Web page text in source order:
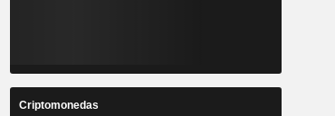
Criptomonedas